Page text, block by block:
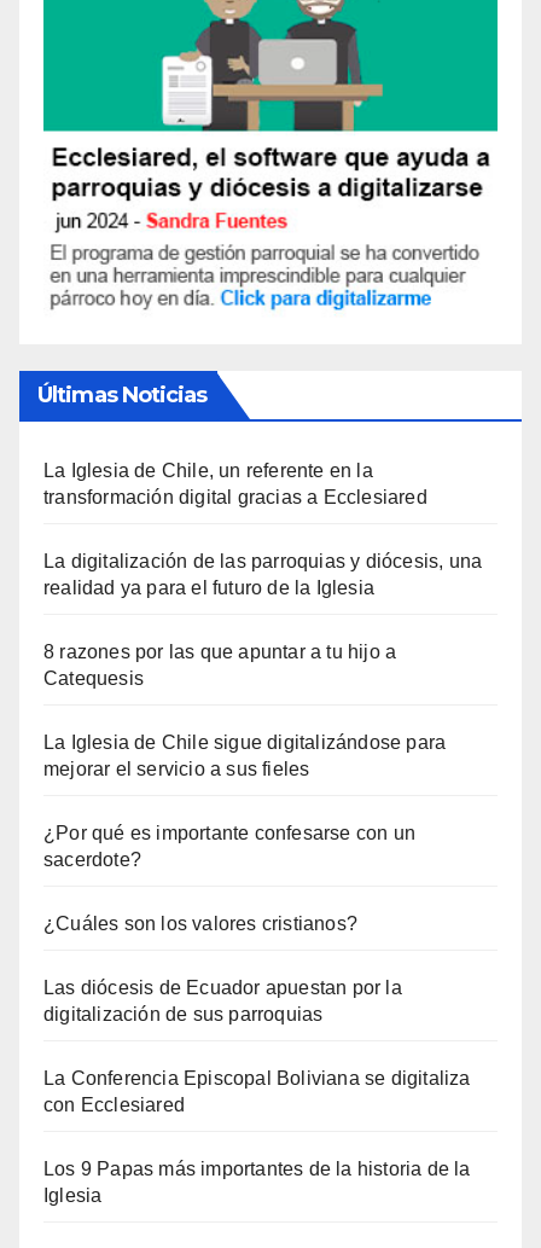
Últimas Noticias
La Iglesia de Chile, un referente en la
transformación digital gracias a Ecclesiared
La digitalización de las parroquias y diócesis, una
realidad ya para el futuro de la Iglesia
8 razones por las que apuntar a tu hijo a
Catequesis
La Iglesia de Chile sigue digitalizándose para
mejorar el servicio a sus fieles
¿Por qué es importante confesarse con un
sacerdote?
¿Cuáles son los valores cristianos?
Las diócesis de Ecuador apuestan por la
digitalización de sus parroquias
La Conferencia Episcopal Boliviana se digitaliza
con Ecclesiared
Los 9 Papas más importantes de la historia de la
Iglesia